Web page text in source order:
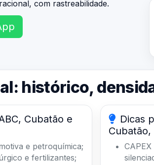
histórico,
Cubatão e
e petroquímica;
e fertilizantes;
diversos e cadeias
Dicas
Cubatão,
valide